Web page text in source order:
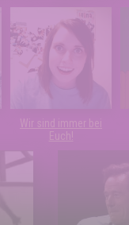
Wir sind immer bei
Euch!